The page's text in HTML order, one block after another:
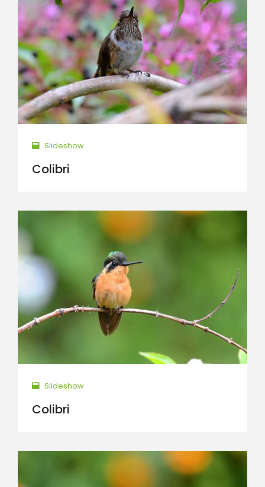
Slideshow
Colibri
Slideshow
Colibri